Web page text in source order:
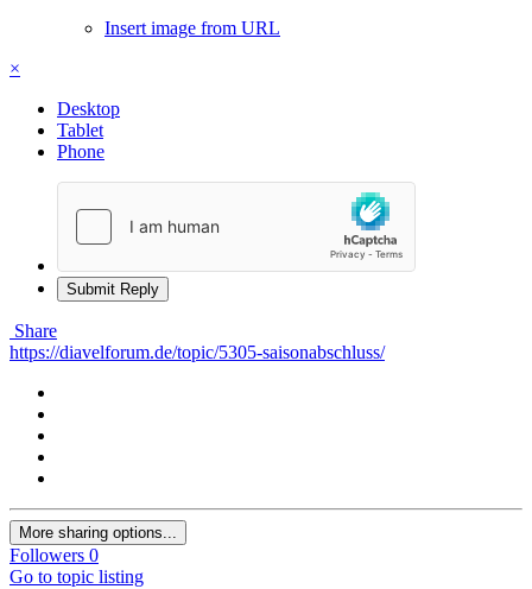
Insert image from URL
×
Desktop
Tablet
Phone
Submit Reply
Share
https://diavelforum.de/topic/5305-saisonabschluss/
More sharing options...
Followers 0
Go to topic listing